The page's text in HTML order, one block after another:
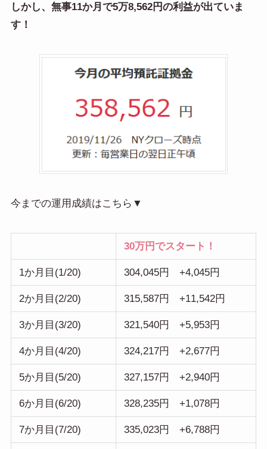
しかし、無事11か月で5万8,562円の利益が出ていま
す！
今までの運用成績はこちら▼
30万円でスタート！
1か月目(1/20) 304,045円 +4,045円
2か月目(2/20) 315,587円 +11,542円
3か月目(3/20) 321,540円 +5,953円
4か月目(4/20) 324,217円 +2,677円
5か月目(5/20) 327,157円 +2,940円
6か月目(6/20) 328,235円 +1,078円
7か月目(7/20) 335,023円 +6,788円